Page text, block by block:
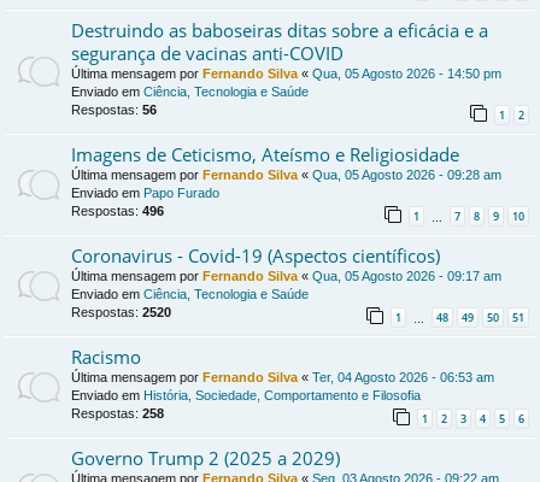
Destruindo as baboseiras ditas sobre a eficácia e a
segurança de vacinas anti-COVID
Última mensagem por Fernando Silva « Qua, 05 Agosto 2026 - 14:50 pm
Enviado em Ciência, Tecnologia e Saúde
Respostas: 56 1 2
Imagens de Ceticismo, Ateísmo e Religiosidade
Última mensagem por Fernando Silva « Qua, 05 Agosto 2026 - 09:28 am
Enviado em Papo Furado
Respostas: 496 1 … 7 8 9 10
Coronavirus - Covid-19 (Aspectos científicos)
Última mensagem por Fernando Silva « Qua, 05 Agosto 2026 - 09:17 am
Enviado em Ciência, Tecnologia e Saúde
Respostas: 2520 1 … 48 49 50 51
Racismo
Última mensagem por Fernando Silva « Ter, 04 Agosto 2026 - 06:53 am
Enviado em História, Sociedade, Comportamento e Filosofia
Respostas: 258 1 2 3 4 5 6
Governo Trump 2 (2025 a 2029)
Última mensagem por Fernando Silva « Seg, 03 Agosto 2026 - 09:22 am